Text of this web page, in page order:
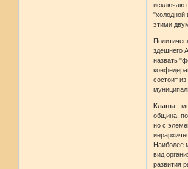
исключаю
"холодной
этими
здешнего
назвать
состоит
Кланы -
община,
но с
Наиболее
вид
развития